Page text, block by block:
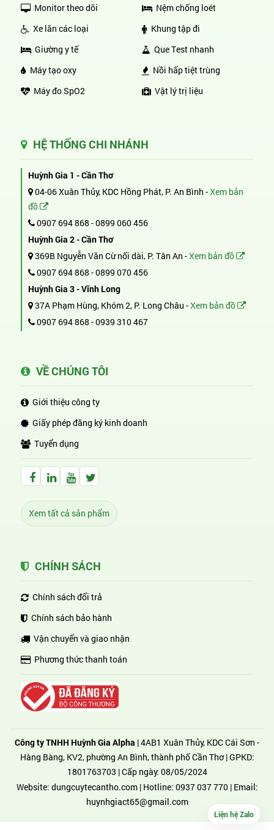
Monitor theo dõi
Xe lăn các loại
Giường y tế
Máy tạo oxy
Máy đo SpO2
Nệm chống loét
Khung tập đi
Que Test nhanh
Nồi hấp tiệt trùng
Vật lý trị liệu
HỆ THỐNG CHI NHÁNH
Huỳnh Gia 1 - Cần Thơ
04-06 Xuân Thủy, KDC Hồng Phát, P. An Bình -Xem bản
đồ
0907 694 868 -0899 060 456
Huỳnh Gia 2 - Cần Thơ
369B Nguyễn Văn Cừ nối dài, P. Tân An -Xem bản đồ
0907 694 868 -0899 070 456
Huỳnh Gia 3 - Vĩnh Long
37A Phạm Hùng, Khóm 2, P. Long Châu -Xem bản đồ
0907 694 868 -0939 310 467
VỀ CHÚNG TÔI
Giới thiệu công ty
Giấy phép đăng ký kinh doanh
Tuyển dụng
Facebook Huỳnh Gia Alpha
LinkedIn Huỳnh Gia Alpha
YouTube Huỳnh Gia Alpha
Twitter Huỳnh Gia Alpha
Xem tất cả sản phẩm
CHÍNH SÁCH
Chính sách đổi trả
Chính sách bảo hành
Vận chuyển và giao nhận
Phương thức thanh toán
Công ty TNHH Huỳnh Gia Alpha | 4AB1 Xuân Thủy, KDC Cái Sơn -
Hàng Bàng, KV2, phường An Bình, thành phố Cần Thơ | GPKD:
1801763703 | Cấp ngày: 08/05/2024
Website: dungcuytecantho.com| Hotline: 0937 037 770| Email:
huynhgiact65@gmail.com
Liện hệ Zalo